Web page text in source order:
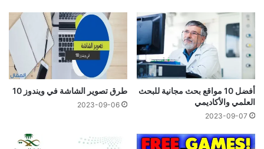
أفضل 10 مواقع بحث مجانية للبحث
العلمي والأكاديمي
2023-09-07
طرق تصوير الشاشة في ويندوز 10
2023-09-06